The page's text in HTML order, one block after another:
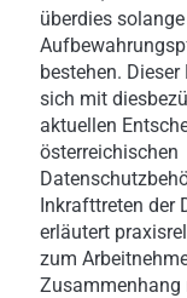
überdies
bestehen.
sich mit
aktuellen
österreichischen
Inkrafttreten der
erläutert
zum
Zusammenhang